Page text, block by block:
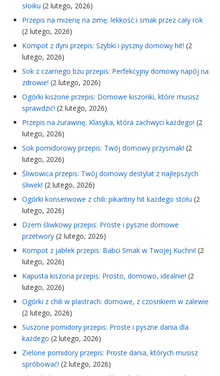
słoiku (2 lutego, 2026)
Przepis na mizerię na zimę: lekkość i smak przez cały rok
(2 lutego, 2026)
Kompot z dyni przepis: Szybki i pyszny domowy hit! (2
lutego, 2026)
Sok z czarnego bzu przepis: Perfekcyjny domowy napój na
zdrowie! (2 lutego, 2026)
Ogórki kiszone przepis: Domowe kiszonki, które musisz
sprawdzić! (2 lutego, 2026)
Przepis na żurawinę: Klasyka, która zachwyci każdego! (2
lutego, 2026)
Sok pomidorowy przepis: Twój domowy przysmak! (2
lutego, 2026)
Śliwowica przepis: Twój domowy destylat z najlepszych
śliwek! (2 lutego, 2026)
Ogórki konserwowe z chili: pikantny hit każdego stołu (2
lutego, 2026)
Dżem śliwkowy przepis: Proste i pyszne domowe
przetwory (2 lutego, 2026)
Kompot z jabłek przepis: Babci Smak w Twojej Kuchni! (2
lutego, 2026)
Kapusta kiszona przepis: Prosto, domowo, idealnie! (2
lutego, 2026)
Ogórki z chili w plastrach: domowe, z czosnkiem w zalewie
(2 lutego, 2026)
Suszone pomidory przepis: Proste i pyszne dania dla
każdego (2 lutego, 2026)
Zielone pomidory przepis: Proste dania, których musisz
spróbować! (2 lutego, 2026)